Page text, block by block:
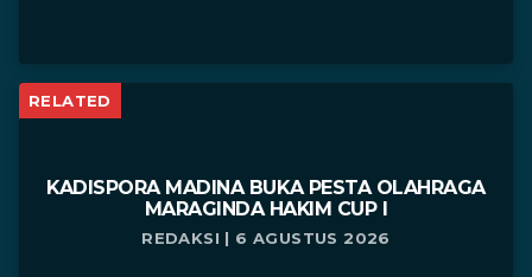
RELATED
KADISPORA MADINA BUKA PESTA OLAHRAGA
MARAGINDA HAKIM CUP I
REDAKSI | 6 AGUSTUS 2026